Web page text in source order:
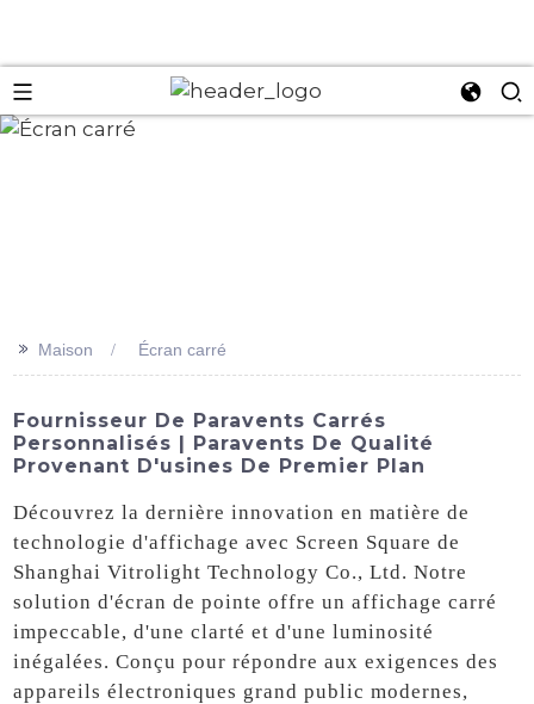
>> Maison Écran carré
Fournisseur De Paravents Carrés
Personnalisés | Paravents De Qualité
Provenant D'usines De Premier Plan
Découvrez la dernière innovation en matière de
technologie d'affichage avec Screen Square de
Shanghai Vitrolight Technology Co., Ltd. Notre
solution d'écran de pointe offre un affichage carré
impeccable, d'une clarté et d'une luminosité
inégalées. Conçu pour répondre aux exigences des
appareils électroniques grand public modernes,